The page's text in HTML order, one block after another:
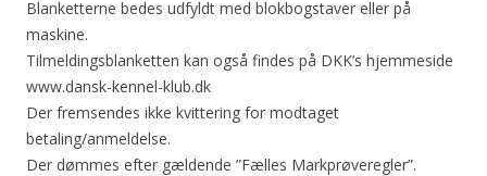
Blanketterne bedes udfyldt med blokbogstaver eller på
maskine.
Tilmeldingsblanketten kan også findes på DKK’s hjemmeside
www.dansk-kennel-klub.dk
Der fremsendes ikke kvittering for modtaget
betaling/anmeldelse.
Der dømmes efter gældende ”Fælles Markprøveregler”.